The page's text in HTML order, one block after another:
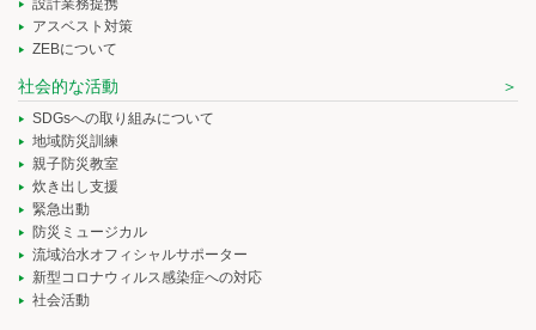
設計業務提携
アスベスト対策
ZEBについて
社会的な活動
SDGsへの取り組みについて
地域防災訓練
親子防災教室
炊き出し支援
緊急出動
防災ミュージカル
流域治水オフィシャルサポーター
新型コロナウィルス感染症への対応
社会活動